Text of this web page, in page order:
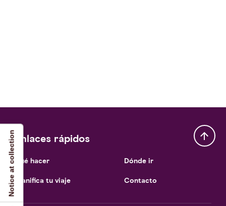
Enlaces rápidos
Qué hacer
Planifica tu viaje
Dónde ir
Contacto
Notice at collection